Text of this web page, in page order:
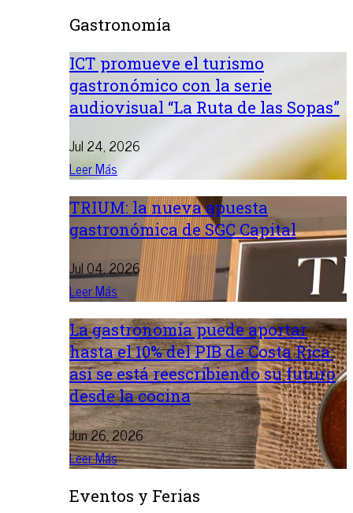
Gastronomía
ICT promueve el turismo
gastronómico con la serie
audiovisual “La Ruta de las Sopas”
Jul 24, 2026
Leer Más
TRIUM: la nueva apuesta
gastronómica de SGC Capital
Jul 04, 2026
Leer Más
La gastronomía puede aportar
hasta el 10% del PIB de Costa Rica:
así se está reescribiendo su futuro
desde la cocina
Jun 26, 2026
Leer Más
Eventos y Ferias